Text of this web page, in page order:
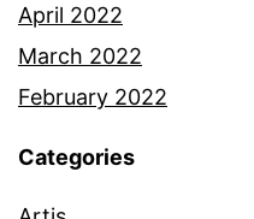
April 2022
March 2022
February 2022
Categories